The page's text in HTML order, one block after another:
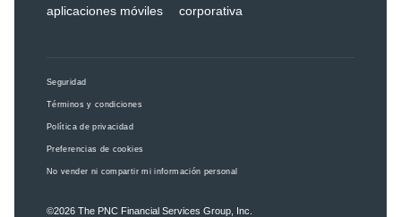
aplicaciones móviles
corporativa
Seguridad
Términos y condiciones
Política de privacidad
Preferencias de cookies
No vender ni compartir mi información personal
©2026 The PNC Financial Services Group, Inc.